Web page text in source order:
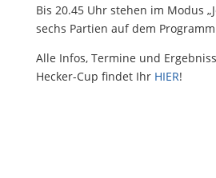
Bis 20.45 Uhr stehen im Modus
sechs Partien auf dem
Alle Infos, Termine und
Hecker-Cup findet Ihr HIER!